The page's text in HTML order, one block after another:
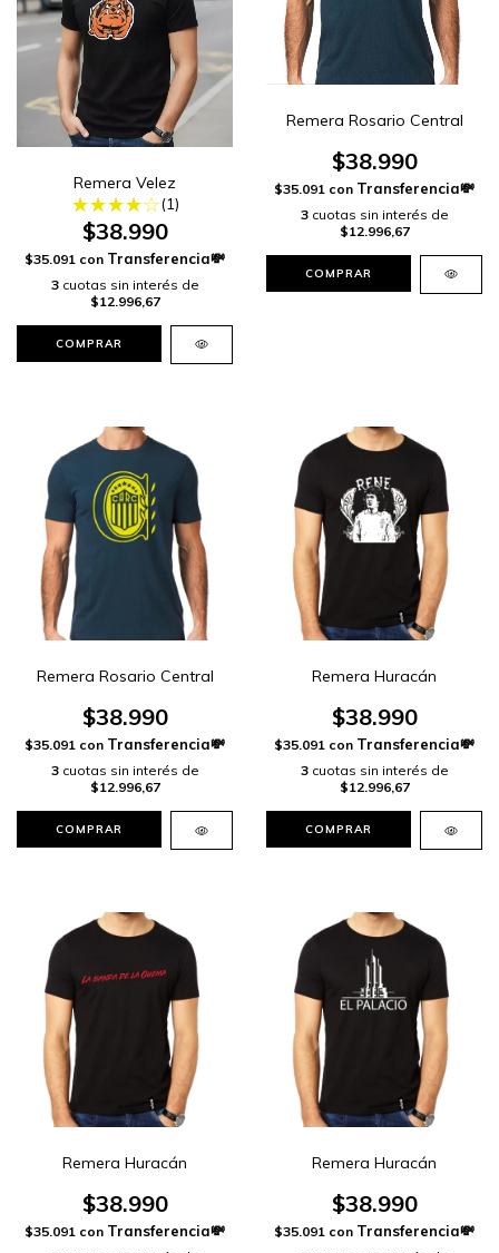
Remera Velez
(1)
$38.990
$35.091 con
3 cuotas sin interés de
$12.996,67
COMPRAR
Remera Rosario Central
$38.990
$35.091 con
3 cuotas sin interés de
$12.996,67
COMPRAR
Remera Rosario Central
$38.990
$35.091 con
3 cuotas sin interés de
$12.996,67
COMPRAR
Remera Huracán
$38.990
$35.091 con
3 cuotas sin interés de
$12.996,67
COMPRAR
Remera Huracán
$38.990
$35.091 con
Remera Huracán
$38.990
$35.091 con